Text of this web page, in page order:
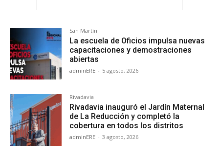
San Martín
La escuela de Oficios impulsa nuevas
capacitaciones y demostraciones
abiertas
adminERE - 5 agosto, 2026
Rivadavia
Rivadavia inauguró el Jardín Maternal
de La Reducción y completó la
cobertura en todos los distritos
adminERE - 3 agosto, 2026